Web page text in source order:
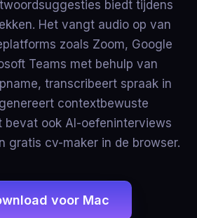
biedt tijdens
Het vangt audio op van
zoals Zoom, Google
Teams met behulp van
transcribeert spraak in
contextbewuste
bevat ook AI-oefeninterviews
gratis cv-maker in de browser.
voor Mac